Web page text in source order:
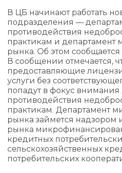
В ЦБ начинают работать
подразделения —
противодействия
практикам и департамент
рынка. Об этом сообщается
В сообщении отмечается,
предоставляющие
услуги без
попадут в фокус внимания
противодействия
практикам. Департамент
рынка займется надзором
рынка
кредитных
сельскохозяйственных
потребительских